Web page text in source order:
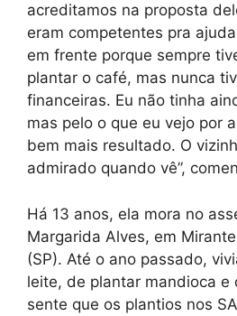
acreditamos na proposta
eram competentes pra
em frente porque sempre
plantar o café, mas nunca
financeiras. Eu não tinha
mas pelo o que eu vejo por
bem mais resultado. O
admirado quando vê”,
Há 13 anos, ela mora no
Margarida Alves, em
(SP). Até o ano passado,
leite, de plantar mandioca e
sente que os plantios nos